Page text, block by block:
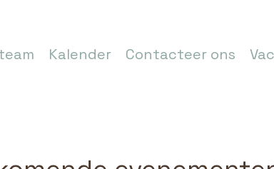
Kalender Contacteer ons